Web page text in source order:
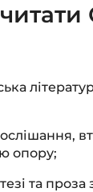
опору;
та